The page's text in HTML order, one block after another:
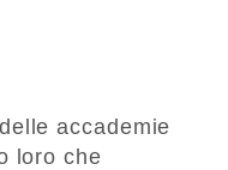
accademie
loro che